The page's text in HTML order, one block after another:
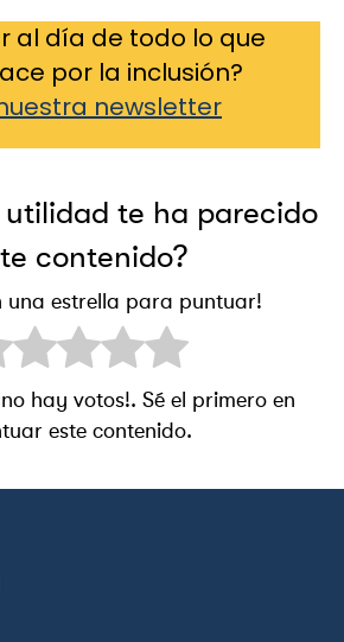
al día de todo lo que
por la inclusión?
newsletter
te ha parecido
contenido?
una estrella para puntuar!
hay votos!. Sé el primero en
este contenido.